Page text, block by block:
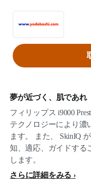
夢が近づく、肌であれ
フィリップス i9000
テクノロジーにより濃
ます。 また、 SkinIQ
知、適応、ガイドする
します。
さらに詳細をみる